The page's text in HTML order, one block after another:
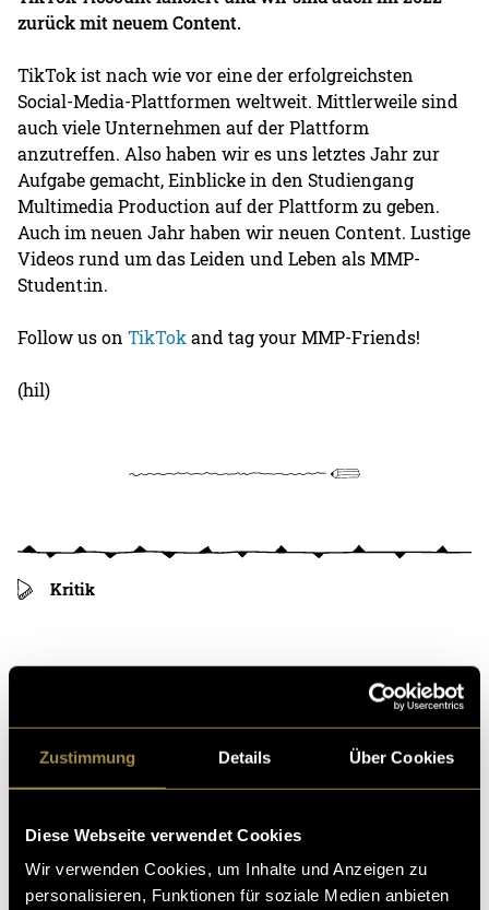
Zustimmung Details Über Cookies
Diese Webseite verwendet Cookies
Wir verwenden Cookies, um Inhalte und Anzeigen zu
personalisieren, Funktionen für soziale Medien anbieten
zurück mit neuem Content.
TikTok ist nach wie vor eine der erfolgreichsten
Social-Media-Plattformen weltweit. Mittlerweile sind
auch viele Unternehmen auf der Plattform
anzutreffen. Also haben wir es uns letztes Jahr zur
Aufgabe gemacht, Einblicke in den Studiengang
Multimedia Production auf der Plattform zu geben.
Auch im neuen Jahr haben wir neuen Content. Lustige
Videos rund um das Leiden und Leben als MMP-
Student:in.
Follow us onTikTok and tag your MMP-Friends!
(hil)
Kritik